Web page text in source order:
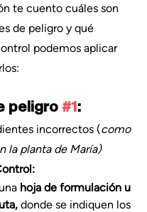
te cuento cuáles son
de peligro y qué
podemos aplicar
peligro #1 :
incorrectos (como
la planta de María)
hoja de formulación u
donde se indiquen los